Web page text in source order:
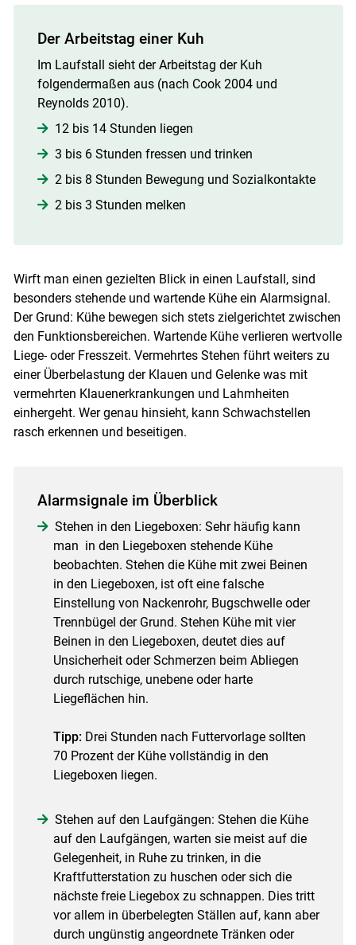
Skip to main content
Der Arbeitstag einer Kuh
Im Laufstall sieht der Arbeitstag der Kuh
folgendermaßen aus (nach Cook 2004 und
Reynolds 2010).
12 bis 14 Stunden liegen
3 bis 6 Stunden fressen und trinken
2 bis 8 Stunden Bewegung und Sozialkontakte
2 bis 3 Stunden melken
Wirft man einen gezielten Blick in einen Laufstall, sind
besonders stehende und wartende Kühe ein Alarmsignal.
Der Grund: Kühe bewegen sich stets zielgerichtet zwischen
den Funktionsbereichen. Wartende Kühe verlieren wertvolle
Liege- oder Fresszeit. Vermehrtes Stehen führt weiters zu
einer Überbelastung der Klauen und Gelenke was mit
vermehrten Klauenerkrankungen und Lahmheiten
einhergeht. Wer genau hinsieht, kann Schwachstellen
rasch erkennen und beseitigen.
Alarmsignale im Überblick
Stehen in den Liegeboxen: Sehr häufig kann
man in den Liegeboxen stehende Kühe
beobachten. Stehen die Kühe mit zwei Beinen
in den Liegeboxen, ist oft eine falsche
Einstellung von Nackenrohr, Bugschwelle oder
Trennbügel der Grund. Stehen Kühe mit vier
Beinen in den Liegeboxen, deutet dies auf
Unsicherheit oder Schmerzen beim Abliegen
durch rutschige, unebene oder harte
Liegeflächen hin.
Tipp: Drei Stunden nach Futtervorlage sollten
70 Prozent der Kühe vollständig in den
Liegeboxen liegen.
Stehen auf den Laufgängen: Stehen die Kühe
auf den Laufgängen, warten sie meist auf die
Gelegenheit, in Ruhe zu trinken, in die
Kraftfutterstation zu huschen oder sich die
nächste freie Liegebox zu schnappen. Dies tritt
vor allem in überbelegten Ställen auf, kann aber
durch ungünstig angeordnete Tränken oder